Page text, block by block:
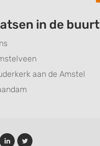
in de buurt
aan de Amstel